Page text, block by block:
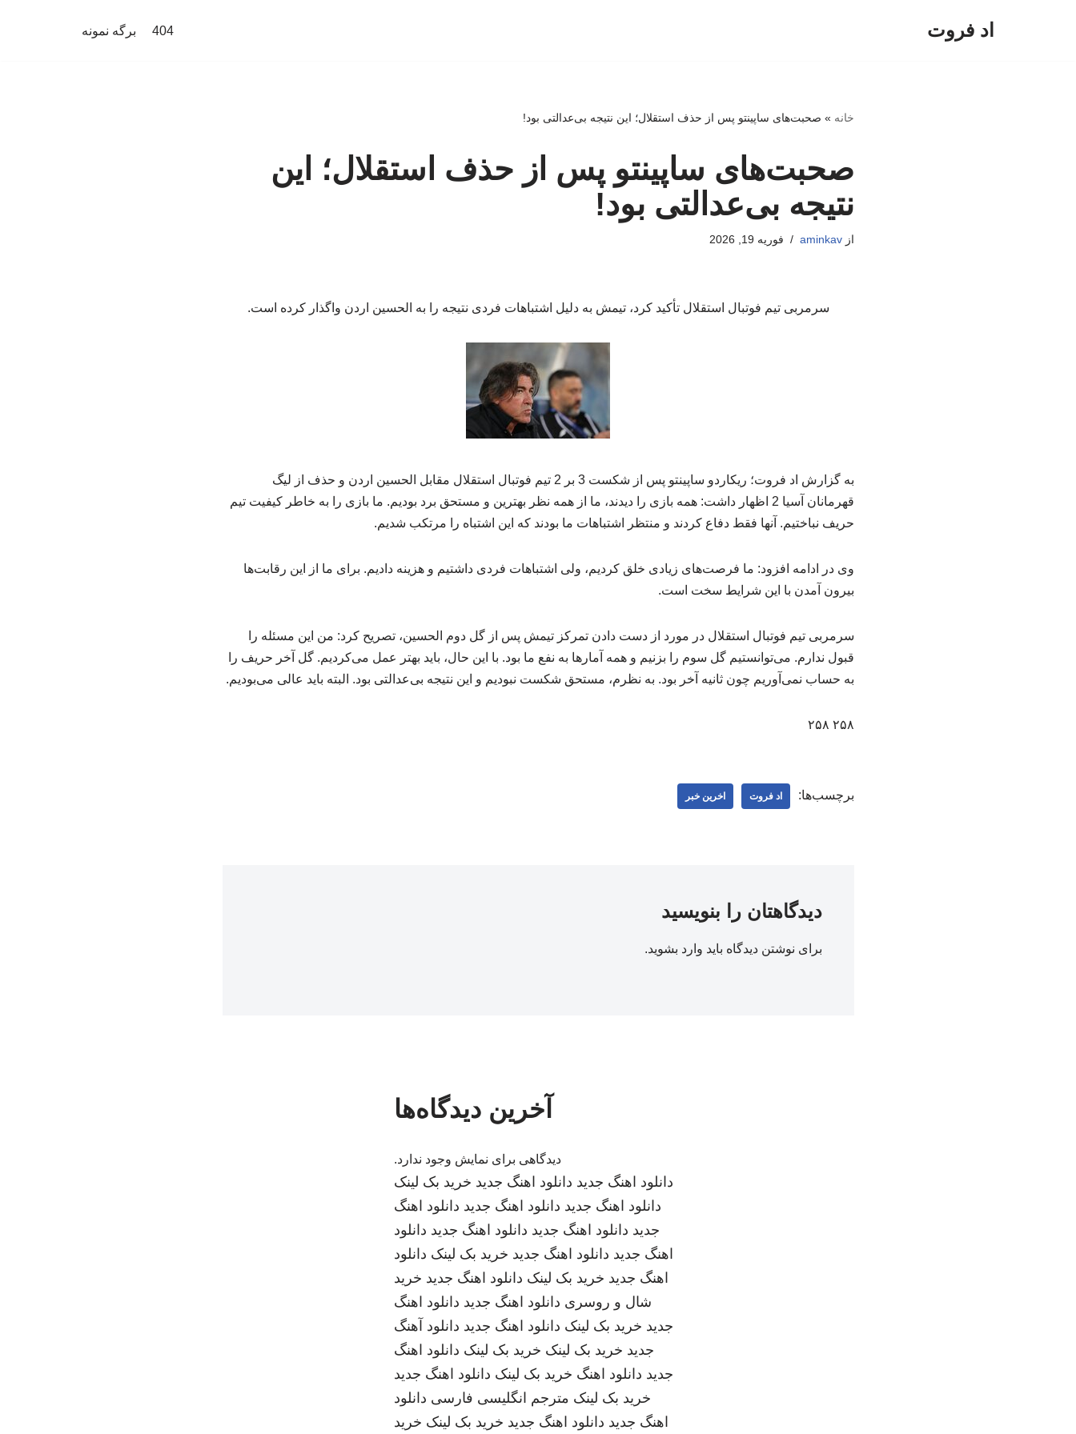
اد فروت 404 برگه نمونه
خانه » صحبت‌های ساپینتو پس از حذف استقلال؛ این نتیجه بی‌عدالتی بود!
صحبت‌های ساپینتو پس از حذف استقلال؛ این
نتیجه بی‌عدالتی بود!
ازaminkav فوریه 19, 2026
سرمربی تیم فوتبال استقلال تأکید کرد، تیمش به دلیل اشتباهات فردی نتیجه را به الحسین اردن واگذار کرده است.
به گزارش اد فروت؛ ریکاردو ساپینتو پس از شکست 3 بر 2 تیم فوتبال استقلال مقابل الحسین اردن و حذف از لیگ
قهرمانان آسیا 2 اظهار داشت: همه بازی را دیدند، ما از همه نظر بهترین و مستحق برد بودیم. ما بازی را به خاطر کیفیت تیم
حریف نباختیم. آنها فقط دفاع کردند و منتظر اشتباهات ما بودند که این اشتباه را مرتکب شدیم.
وی در ادامه افزود: ما فرصت‌های زیادی خلق کردیم، ولی اشتباهات فردی داشتیم و هزینه دادیم. برای ما از این رقابت‌ها
بیرون آمدن با این شرایط سخت است.
سرمربی تیم فوتبال استقلال در مورد از دست دادن تمرکز تیمش پس از گل دوم الحسین، تصریح کرد: من این مسئله را
قبول ندارم. می‌توانستیم گل سوم را بزنیم و همه آمارها به نفع ما بود. با این حال، باید بهتر عمل می‌کردیم. گل آخر حریف را
به حساب نمی‌آوریم چون ثانیه آخر بود. به نظرم، مستحق شکست نبودیم و این نتیجه بی‌عدالتی بود. البته باید عالی می‌بودیم.
۲۵۸ ۲۵۸
برچسب‌ها: اد فروت اخرین خبر
دیدگاهتان را بنویسید
برای نوشتن دیدگاه باید وارد بشوید.
آخرین دیدگاه‌ها
دیدگاهی برای نمایش وجود ندارد.
دانلود اهنگ جدید دانلود اهنگ جدید خرید بک لینک
دانلود اهنگ جدید دانلود اهنگ جدید دانلود اهنگ
جدید دانلود اهنگ جدید دانلود اهنگ جدید دانلود
اهنگ جدید دانلود اهنگ جدید خرید بک لینک دانلود
اهنگ جدید خرید بک لینک دانلود اهنگ جدید خرید
شال و روسری دانلود اهنگ جدید دانلود اهنگ
جدید خرید بک لینک دانلود اهنگ جدید دانلود آهنگ
جدید خرید بک لینک خرید بک لینک دانلود اهنگ
جدید دانلود اهنگ خرید بک لینک دانلود اهنگ جدید
خرید بک لینک مترجم انگلیسی فارسی دانلود
اهنگ جدید دانلود اهنگ جدید خرید بک لینک خرید